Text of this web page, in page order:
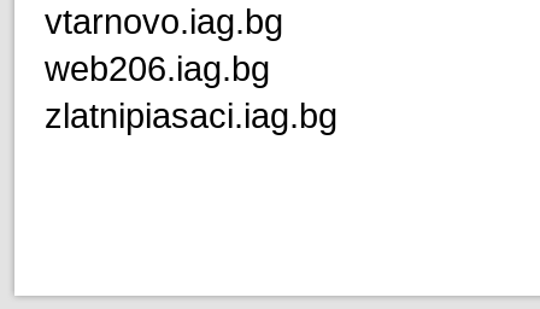
vtarnovo.iag.bg
web206.iag.bg
zlatnipiasaci.iag.bg